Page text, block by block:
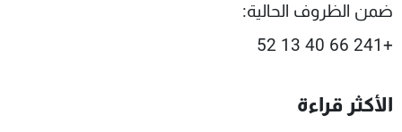
ضمن الظروف الحالية:
+241 66 40 13 52
الأكثر قراءة